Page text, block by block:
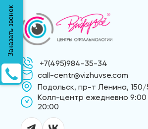
+7(495)984-35-34
call-centr@vizhuvse.com
Подольск, пр-т Ленина,
Kолл-центр ежедневно 9:00
20:00
Заказать звонок